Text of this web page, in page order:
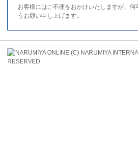
お客様にはご不便をおかけいたしますが、何
うお願い申し上げます。